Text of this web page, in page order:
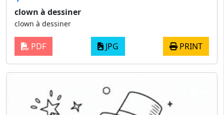
clown à dessiner
clown à dessiner
PDF JPG PRINT